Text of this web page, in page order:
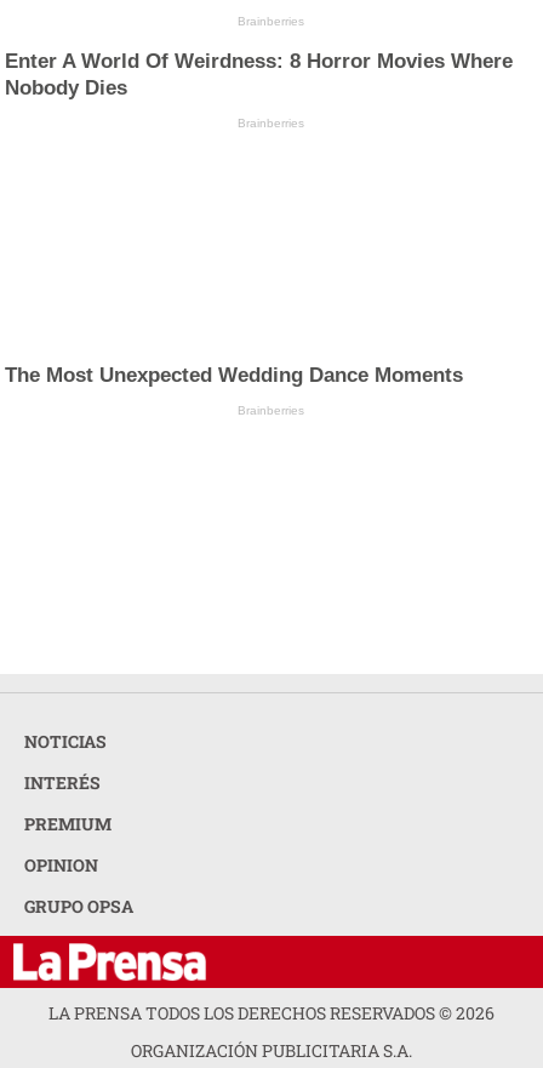
Brainberries
Enter A World Of Weirdness: 8 Horror Movies Where
Nobody Dies
Brainberries
The Most Unexpected Wedding Dance Moments
Brainberries
NOTICIAS
INTERÉS
PREMIUM
OPINION
GRUPO OPSA
LA PRENSA TODOS LOS DERECHOS RESERVADOS ©2026
ORGANIZACIÓN PUBLICITARIA S.A.